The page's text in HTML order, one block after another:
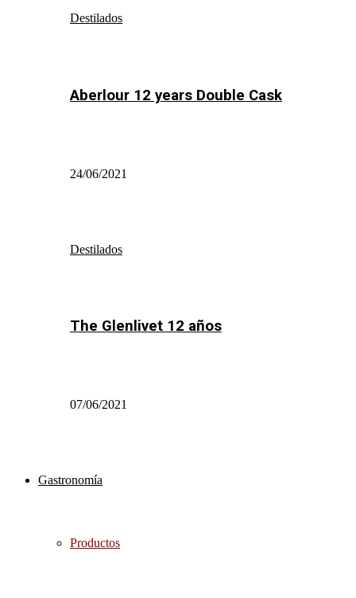
Destilados
Aberlour 12 years Double Cask
24/06/2021
Destilados
The Glenlivet 12 años
07/06/2021
Gastronomía
Productos